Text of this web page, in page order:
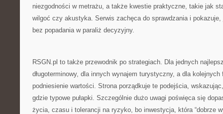
niezgodności w metrażu, a także kwestie praktyczne, takie jak
wilgoć czy akustyka. Serwis zachęca do sprawdzania i
bez popadania w paraliż decyzyjny.
RSGN.pl to także przewodnik po strategiach. Dla jednych
długoterminowy, dla innych wynajem turystyczny, a dla kolejnych
podniesienie wartości. Strona porządkuje te podejścia,
gdzie typowe pułapki. Szczególnie dużo uwagi poświęca się
życia, czasu i tolerancji na ryzyko, bo inwestycja, która “dobrze